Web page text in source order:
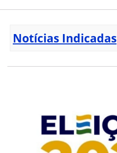
Notícias Indicadas